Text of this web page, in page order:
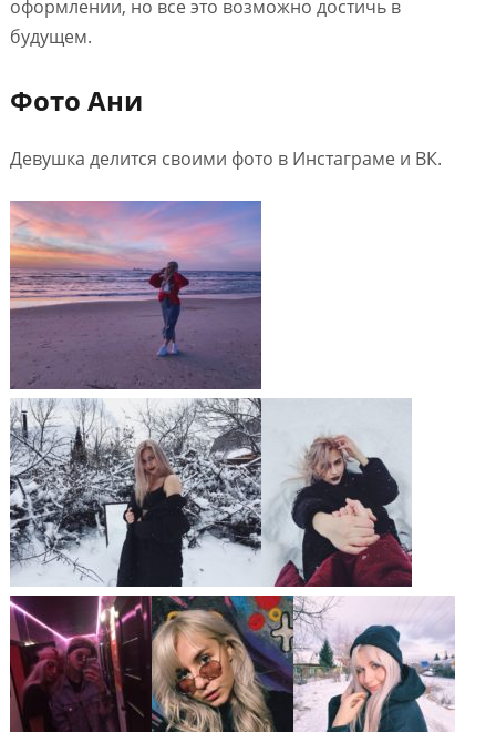
оформлении, но все это возможно достичь в
будущем.
Фото Ани
Девушка делится своими фото в Инстаграме и ВК.